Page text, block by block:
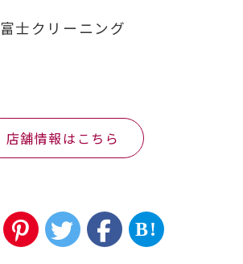
富士クリーニング
店舗情報はこちら
B!